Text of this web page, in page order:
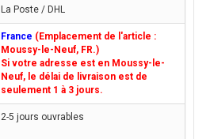
La Poste / DHL
France (Emplacement de l'article :
Moussy-le-Neuf, FR.)
Si votre adresse est en Moussy-le-
Neuf, le délai de livraison est de
seulement 1 à 3 jours.
2-5 jours ouvrables